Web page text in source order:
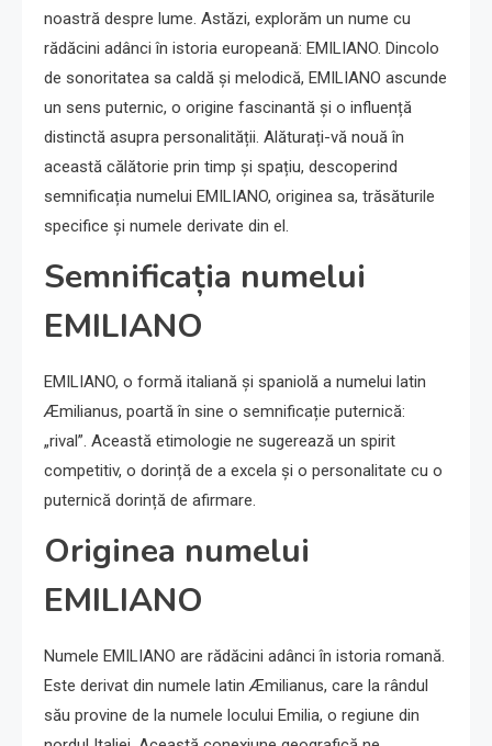
noastră despre lume. Astăzi, explorăm un nume cu
rădăcini adânci în istoria europeană: EMILIANO. Dincolo
de sonoritatea sa caldă și melodică, EMILIANO ascunde
un sens puternic, o origine fascinantă și o influență
distinctă asupra personalității. Alăturați-vă nouă în
această călătorie prin timp și spațiu, descoperind
semnificația numelui EMILIANO, originea sa, trăsăturile
specifice și numele derivate din el.
Semnificația numelui
EMILIANO
EMILIANO, o formă italiană și spaniolă a numelui latin
Æmilianus, poartă în sine o semnificație puternică:
„rival”. Această etimologie ne sugerează un spirit
competitiv, o dorință de a excela și o personalitate cu o
puternică dorință de afirmare.
Originea numelui
EMILIANO
Numele EMILIANO are rădăcini adânci în istoria romană.
Este derivat din numele latin Æmilianus, care la rândul
său provine de la numele locului Emilia, o regiune din